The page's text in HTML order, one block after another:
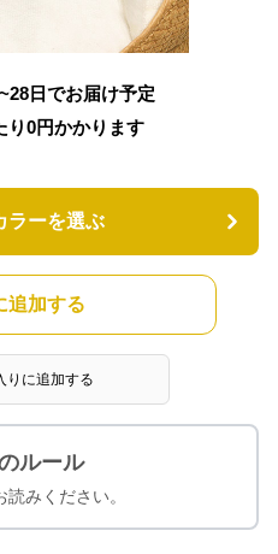
日でお届け予定
り0円かかります
ラーを選ぶ
追加する
りに追加する
ルール
みください。